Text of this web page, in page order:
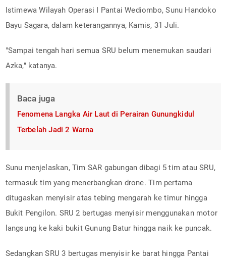
Istimewa Wilayah Operasi I Pantai Wediombo, Sunu Handoko
Bayu Sagara, dalam keterangannya, Kamis, 31 Juli.
"Sampai tengah hari semua SRU belum menemukan saudari
Azka," katanya.
Baca juga
Fenomena Langka Air Laut di Perairan Gunungkidul
Terbelah Jadi 2 Warna
Sunu menjelaskan, Tim SAR gabungan dibagi 5 tim atau SRU,
termasuk tim yang menerbangkan drone. Tim pertama
ditugaskan menyisir atas tebing mengarah ke timur hingga
Bukit Pengilon. SRU 2 bertugas menyisir menggunakan motor
langsung ke kaki bukit Gunung Batur hingga naik ke puncak.
Sedangkan SRU 3 bertugas menyisir ke barat hingga Pantai